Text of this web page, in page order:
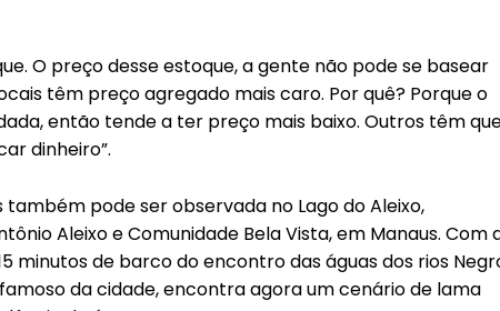
O preço desse estoque, a gente não pode se basear
têm preço agregado mais caro. Por quê? Porque o
então tende a ter preço mais baixo. Outros têm
dinheiro”.
pode ser observada no Lago do Aleixo,
Aleixo e Comunidade Bela Vista, em Manaus. Com
minutos de barco do encontro das águas dos rios
da cidade, encontra agora um cenário de lama